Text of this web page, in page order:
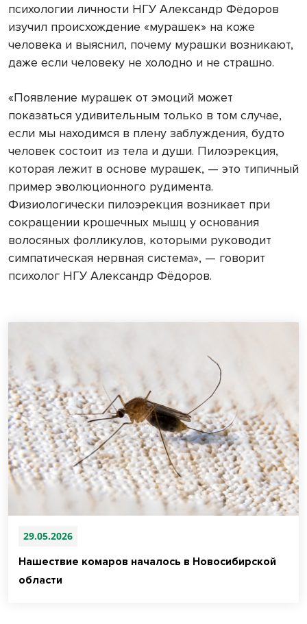
психологии личности НГУ Александр Фёдоров
изучил происхождение «мурашек» на коже
человека и выяснил, почему мурашки возникают,
даже если человеку не холодно и не страшно.
«Появление мурашек от эмоций может
показаться удивительным только в том случае,
если мы находимся в плену заблуждения, будто
человек состоит из тела и души. Пилоэрекция,
которая лежит в основе мурашек, — это типичный
пример эволюционного рудимента.
Физиологически пилоэрекция возникает при
сокращении крошечных мышц у основания
волосяных фолликулов, которыми руководит
симпатическая нервная система», — говорит
психолог НГУ Александр Фёдоров.
29.05.2026
Нашествие комаров началось в Новосибирской
области